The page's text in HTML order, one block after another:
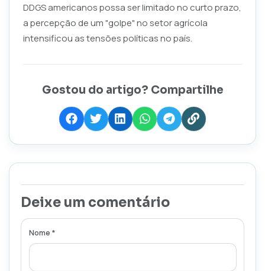
DDGS americanos possa ser limitado no curto prazo,
a percepção de um "golpe" no setor agrícola
intensificou as tensões políticas no país.
Gostou do artigo? Compartilhe
Deixe um comentário
Nome *